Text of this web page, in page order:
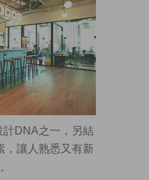
計DNA之一，另結
，讓人熟悉又有新